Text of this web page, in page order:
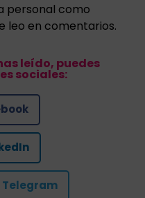
personal como
leo en comentarios.
leído, puedes
sociales:
Telegram